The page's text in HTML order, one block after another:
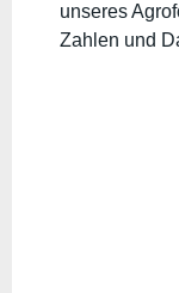
unseres
Zahlen und